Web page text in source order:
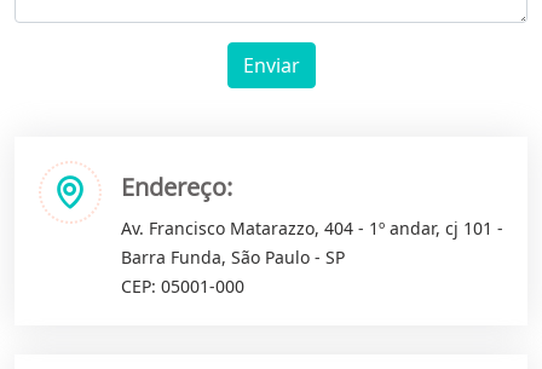
Enviar
Endereço:
Av. Francisco Matarazzo, 404 - 1º andar, cj 101 -
Barra Funda, São Paulo - SP
CEP: 05001-000